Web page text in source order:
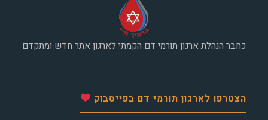
כחבר הנהלת ארגון תורמי דם הקמתי לארגון אתר חדש ומתקדם
הצטרפו לארגון תורמי דם בפייסבוק